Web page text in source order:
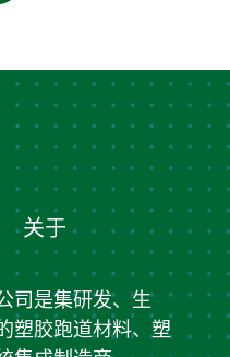
关于
司是集研发、生
塑胶跑道材料、塑